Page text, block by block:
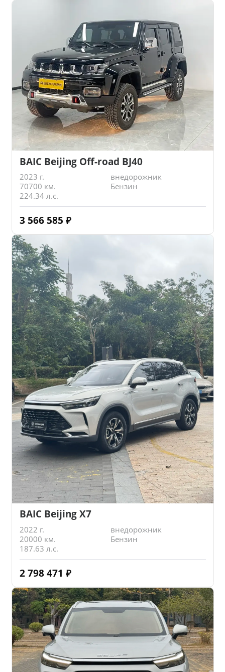
BAIC Beijing Off-road BJ40
2023 г.
внедорожник
70700 км.
Бензин
224.34 л.с.
3 566 585 ₽
BAIC Beijing X7
2022 г.
внедорожник
20000 км.
Бензин
187.63 л.с.
2 798 471 ₽